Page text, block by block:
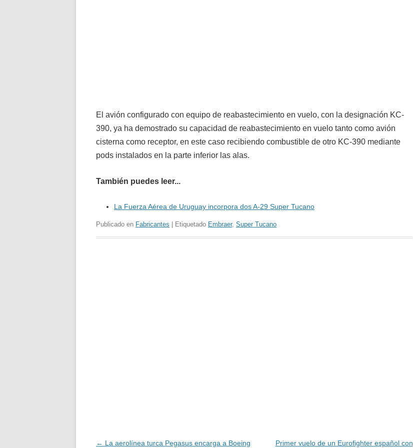
El avión configurado con equipo de reabastecimiento en vuelo, con la designación KC-
390, ya ha demostrado su capacidad de reabastecimiento en vuelo tanto como avión
cisterna como receptor, en este caso recibiendo combustible de otro KC-390 mediante
pods instalados en la parte inferior las alas.
También puedes leer...
La Fuerza Aérea de Uruguay incorpora dos A-29 Super Tucano
Publicado en Fabricantes | Etiquetado Embraer, Super Tucano
Navegación
← La aerolínea turca Pegasus encarga a Boeing Primer vuelo de un Eurofighter español con